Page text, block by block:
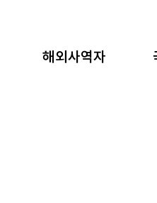
해외사역자